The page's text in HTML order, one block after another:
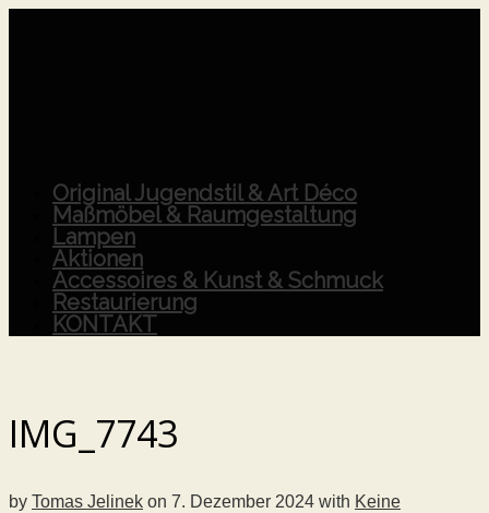
Original Jugendstil & Art Déco
Maßmöbel & Raumgestaltung
Lampen
Aktionen
Accessoires & Kunst & Schmuck
Restaurierung
KONTAKT
IMG_7743
by Tomas Jelinek on 7. Dezember 2024 with Keine